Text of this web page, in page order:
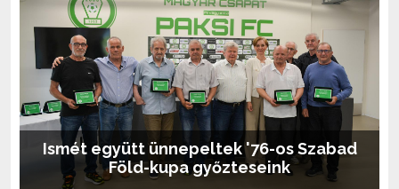
Ismét együtt ünnepeltek '76-os Szabad
Föld-kupa győzteseink